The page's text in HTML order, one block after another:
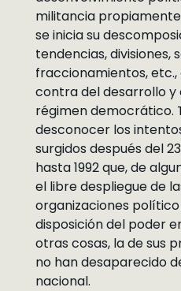
militancia
se inicia su
tendencias, divisiones,
fraccionamientos,
contra del desarrollo
régimen democrático.
desconocer los
surgidos después del
hasta 1992 que, de
el libre despliegue de
organizaciones
disposición del poder
otras cosas, la de sus
no han desaparecido
nacional.